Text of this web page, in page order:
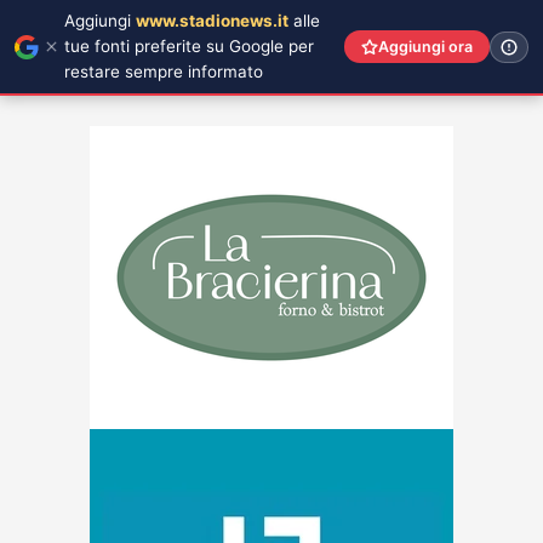
Aggiungi www.stadionews.it alle
tue fonti preferite su Google per
restare sempre informato
Aggiungi ora